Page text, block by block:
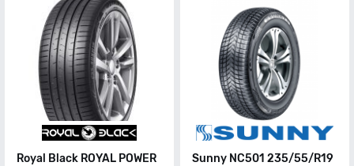
Royal Black ROYAL POWER
Sunny NC501 235/55/R19